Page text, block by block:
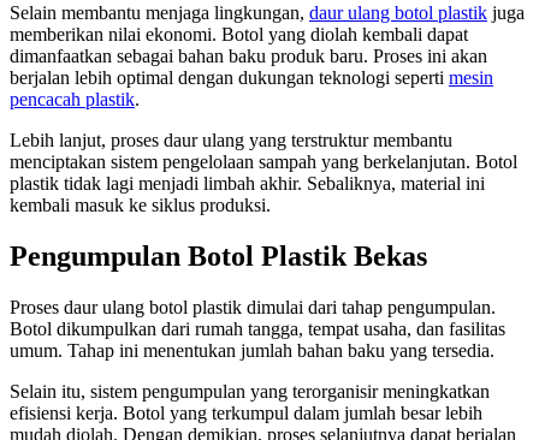
Selain membantu menjaga lingkungan, daur ulang botol plastik juga
memberikan nilai ekonomi. Botol yang diolah kembali dapat
dimanfaatkan sebagai bahan baku produk baru. Proses ini akan
berjalan lebih optimal dengan dukungan teknologi seperti mesin
pencacah plastik.
Lebih lanjut, proses daur ulang yang terstruktur membantu
menciptakan sistem pengelolaan sampah yang berkelanjutan. Botol
plastik tidak lagi menjadi limbah akhir. Sebaliknya, material ini
kembali masuk ke siklus produksi.
Pengumpulan Botol Plastik Bekas
Proses daur ulang botol plastik dimulai dari tahap pengumpulan.
Botol dikumpulkan dari rumah tangga, tempat usaha, dan fasilitas
umum. Tahap ini menentukan jumlah bahan baku yang tersedia.
Selain itu, sistem pengumpulan yang terorganisir meningkatkan
efisiensi kerja. Botol yang terkumpul dalam jumlah besar lebih
mudah diolah. Dengan demikian, proses selanjutnya dapat berjalan